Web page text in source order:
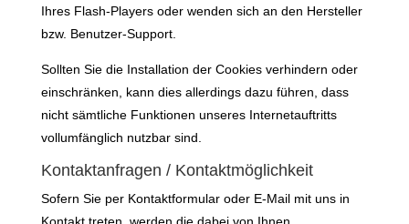
Ihres Flash-Players oder wenden sich an den Hersteller
bzw. Benutzer-Support.
Sollten Sie die Installation der Cookies verhindern oder
einschränken, kann dies allerdings dazu führen, dass
nicht sämtliche Funktionen unseres Internetauftritts
vollumfänglich nutzbar sind.
Kontaktanfragen / Kontaktmöglichkeit
Sofern Sie per Kontaktformular oder E-Mail mit uns in